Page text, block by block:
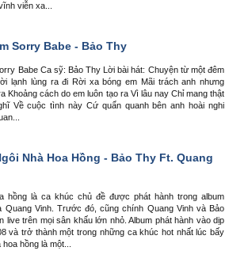
viễn xa...
Sorry Babe - Bảo Thy
Babe Ca sỹ: Bảo Thy Lời bài hát: Chuyện từ một đêm
lạnh lùng ra đi Rời xa bóng em Mãi trách anh nhưng
Khoảng cách do em luôn tạo ra Vì lâu nay Chỉ mang thật
Về cuộc tình này Cứ quẩn quanh bên anh hoài nghi
Nhà Hoa Hồng - Bảo Thy Ft. Quang
hồng là ca khúc chủ đề được phát hành trong album
Quang Vinh. Trước đó, cũng chính Quang Vinh và Bảo
live trên mọi sân khấu lớn nhỏ. Album phát hành vào dịp
và trở thành một trong những ca khúc hot nhất lúc bấy
hồng là một...